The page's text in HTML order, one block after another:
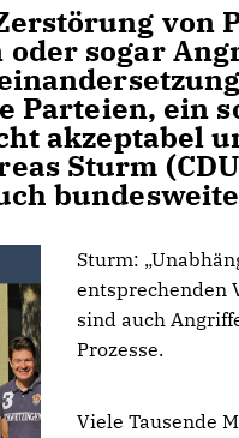
von
sogar
Parteien, ein
akzeptabel
Sturm
Sturm:
entsprechenden
sind auch
Prozesse.
Viele Tausende